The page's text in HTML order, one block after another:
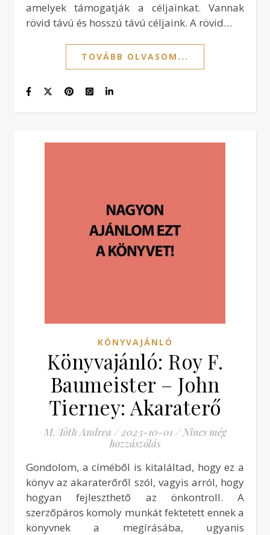
amelyek támogatják a céljainkat. Vannak
rövid távú és hosszú távú céljaink. A rövid…
TOVÁBB OLVASOM...
KÖNYVAJÁNLÓ
Könyvajánló: Roy F.
Baumeister – John
Tierney: Akaraterő
M. Tóth Andrea / 2023-10-01 / Nincs még
hozzászólás
Gondolom, a címéből is kitaláltad, hogy ez a
könyv az akaraterőről szól, vagyis arról, hogy
hogyan fejleszthető az önkontroll. A
szerzőpáros komoly munkát fektetett ennek a
könyvnek a megírásába, ugyanis